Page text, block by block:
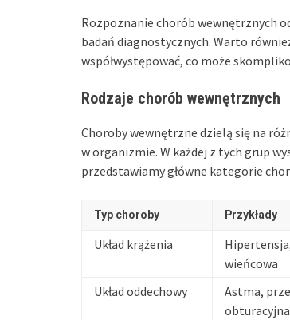
Rozpoznanie chorób wewnętrznych
badań diagnostycznych. Warto
współwystępować, co może
Rodzaje chorób wewnętrznych
Choroby wewnętrzne dzielą się na
w organizmie. W każdej z tych grup
przedstawiamy główne kategorie
Typ choroby Przykłady
Układ krążenia
wieńcowa
Układ oddechowy
Astma,